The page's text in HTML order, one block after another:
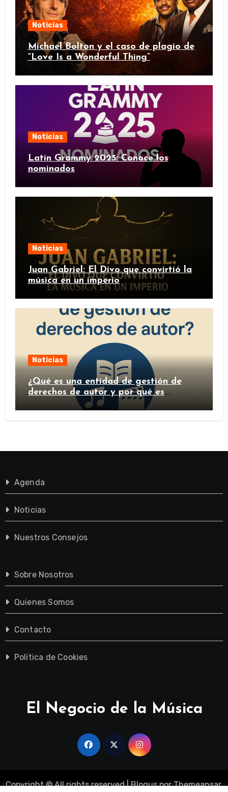
Noticias
Michael Bolton y el caso de plagio de
“Love Is a Wonderful Thing”
Noticias
Latin Grammy 2025: Conoce los
nominados
Noticias
Juan Gabriel: El Divo que convirtió la
música en un imperio
Noticias
¿Qué es una entidad de gestión de
derechos de autor y por qué es
importante?
Agenda
Noticias
Nuestros Consejos
Sobre Nosotros
Quienes Somos
Contacto
Política de Cookies
El Negocio de la Música
Copyright © All rights reserved |BlogusporThemeansar.